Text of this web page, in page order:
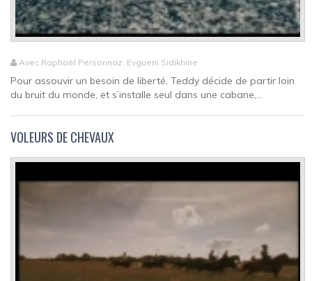
Avec Raphaël Personnaz, Evgueni Sidikhine
Pour assouvir un besoin de liberté, Teddy décide de partir loin
du bruit du monde, et s’installe seul dans une cabane,...
VOLEURS DE CHEVAUX